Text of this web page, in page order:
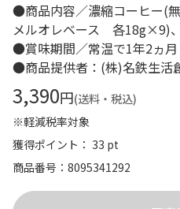
●商品内容／濃縮コーヒー(
メルオレベース 各18g×9)
●賞味期間／常温で1年2ヵ月
●商品提供者：(株)名鉄生活
3,390円(送料・税込)
※軽減税率対象
獲得ポイント： 33 pt
商品番号
8095341292